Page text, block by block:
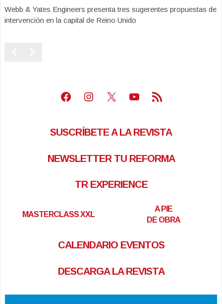
Webb & Yates Engineers presenta tres sugerentes propuestas de
intervención en la capital de Reino Unido
Facebook
Instagram
X Youtube
Feed RSS
SUSCRÍBETE A LA REVISTA
NEWSLETTER TU REFORMA
TR EXPERIENCE
MASTERCLASS XXL
A PIE
DE OBRA
CALENDARIO EVENTOS
DESCARGA LA REVISTA